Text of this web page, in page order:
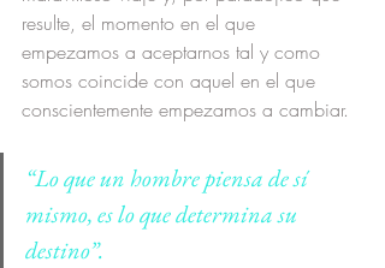
resulte, el momento en el que
empezamos a aceptarnos tal y como
somos coincide con aquel en el que
conscientemente empezamos a cambiar.
“Lo que un hombre piensa de sí
mismo, es lo que determina su
destino”.